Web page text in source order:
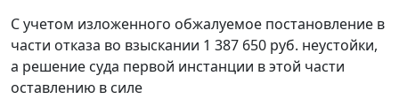
С учетом изложенного обжалуемое постановление в
части отказа во взыскании 1 387 650 руб. неустойки,
а решение суда первой инстанции в этой части
оставлению в силе